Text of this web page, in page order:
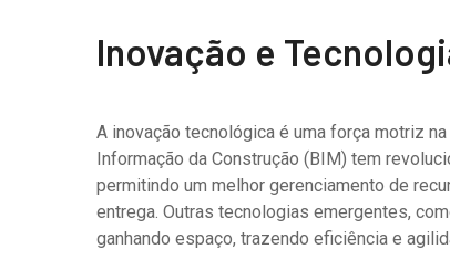
Inovação e
A inovação tecnológica é uma força motriz
Informação da Construção (BIM) tem
permitindo um melhor gerenciamento de
entrega. Outras tecnologias emergentes,
ganhando espaço, trazendo eficiência e